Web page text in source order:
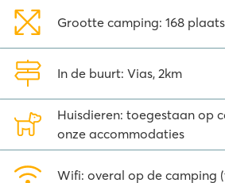
Grootte camping: 168
In de buurt: Vias, 2km
Huisdieren: toegestaan op
onze accommodaties
Wifi: overal op de camping